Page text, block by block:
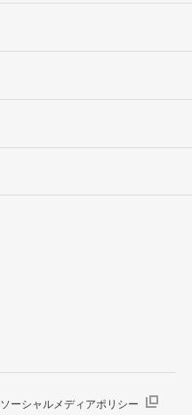
ソーシャルメディアポリシー